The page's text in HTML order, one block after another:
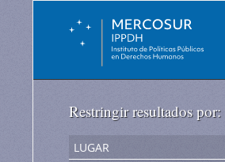
Restringir resultados por:
lugar